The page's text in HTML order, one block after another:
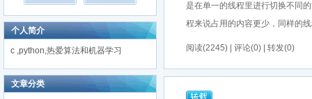
个人简介
c ,python,热爱算法和机器学习
文章分类
是在单一的线程里进行切换不同
程来说占用的内容更少，同样的
阅读(2245) | 评论(0) | 转发(0)